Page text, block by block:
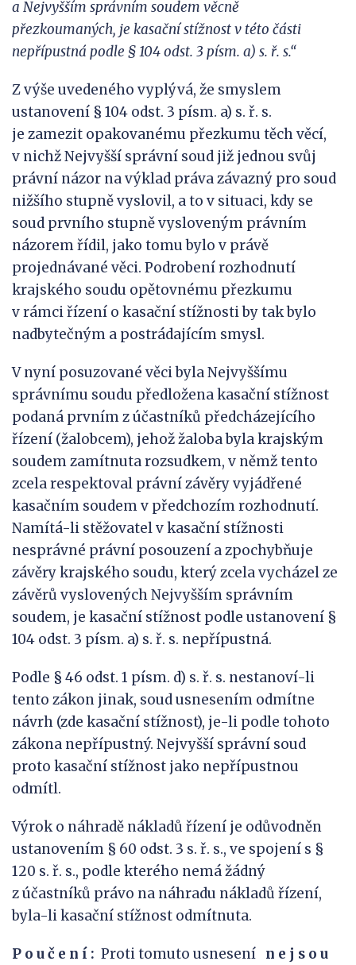
a Nejvyšším správním soudem věcně
přezkoumaných, je kasační stížnost v této části
nepřípustná podle § 104 odst. 3 písm. a) s. ř. s.“
Z výše uvedeného vyplývá, že smyslem
ustanovení § 104 odst. 3 písm. a) s. ř. s.
je zamezit opakovanému přezkumu těch věcí,
v nichž Nejvyšší správní soud již jednou svůj
právní názor na výklad práva závazný pro soud
nižšího stupně vyslovil, a to v situaci, kdy se
soud prvního stupně vysloveným právním
názorem řídil, jako tomu bylo v právě
projednávané věci. Podrobení rozhodnutí
krajského soudu opětovnému přezkumu
v rámci řízení o kasační stížnosti by tak bylo
nadbytečným a postrádajícím smysl.
V nyní posuzované věci byla Nejvyššímu
správnímu soudu předložena kasační stížnost
podaná prvním z účastníků předcházejícího
řízení (žalobcem), jehož žaloba byla krajským
soudem zamítnuta rozsudkem, v němž tento
zcela respektoval právní závěry vyjádřené
kasačním soudem v předchozím rozhodnutí.
Namítá-li stěžovatel v kasační stížnosti
nesprávné právní posouzení a zpochybňuje
závěry krajského soudu, který zcela vycházel ze
závěrů vyslovených Nejvyšším správním
soudem, je kasační stížnost podle ustanovení §
104 odst. 3 písm. a) s. ř. s. nepřípustná.
Podle § 46 odst. 1 písm. d) s. ř. s. nestanoví-li
tento zákon jinak, soud usnesením odmítne
návrh (zde kasační stížnost), je-li podle tohoto
zákona nepřípustný. Nejvyšší správní soud
proto kasační stížnost jako nepřípustnou
odmítl.
Výrok o náhradě nákladů řízení je odůvodněn
ustanovením § 60 odst. 3 s. ř. s., ve spojení s §
120 s. ř. s., podle kterého nemá žádný
z účastníků právo na náhradu nákladů řízení,
byla-li kasační stížnost odmítnuta.
P o u č e n í : Proti tomuto usnesení n e j s o u